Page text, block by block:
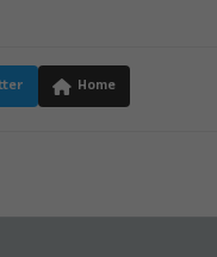
Home